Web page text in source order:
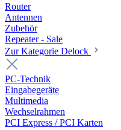
Router
Antennen
Zubehör
Repeater - Sale
Zur Kategorie Delock
PC-Technik
Eingabegeräte
Multimedia
Wechselrahmen
PCI Express / PCI Karten